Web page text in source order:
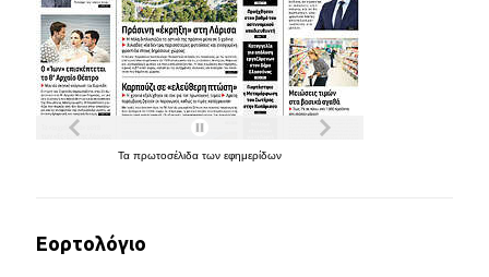
Τα πρωτοσέλιδα των εφημερίδων
Εορτολόγιο